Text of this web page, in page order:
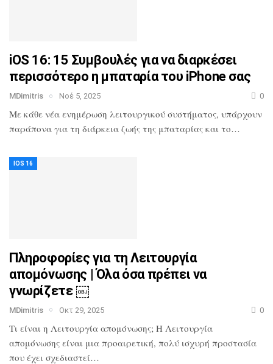
iOS 16: 15 Συμβουλές για να διαρκέσει
περισσότερο η μπαταρία του iPhone σας
MDimitris Νοέ 5, 2025 0
Με κάθε νέα ενημέρωση λειτουργικού συστήματος, υπάρχουν
παράπονα για τη διάρκεια ζωής της μπαταρίας και το…
IOS 16
Πληροφορίες για τη Λειτουργία
απομόνωσης | Όλα όσα πρέπει να
γνωρίζετε ￼
MDimitris Οκτ 29, 2025 0
Τι είναι η Λειτουργία απομόνωσης; Η Λειτουργία
απομόνωσης είναι μια προαιρετική, πολύ ισχυρή προστασία
που έχει σχεδιαστεί…